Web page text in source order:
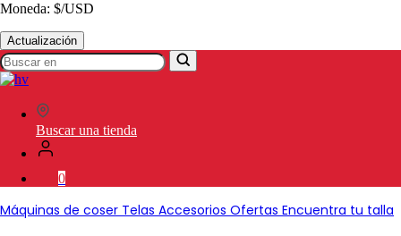
Moneda: $/USD
Actualización
Buscar
en
SVP
Worldwide
Buscar una tienda
0
Máquinas de coser Telas Accesorios Ofertas Encuentra tu talla